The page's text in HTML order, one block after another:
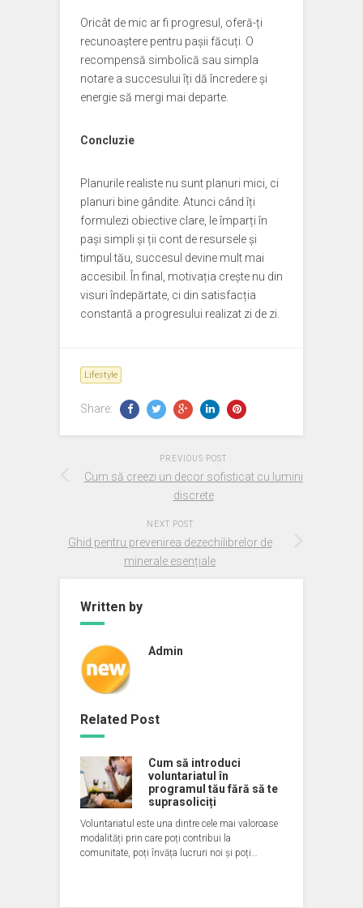
Oricât de mic ar fi progresul, oferă-ți
recunoaștere pentru pașii făcuți. O
recompensă simbolică sau simpla
notare a succesului îți dă încredere și
energie să mergi mai departe.
Concluzie
Planurile realiste nu sunt planuri mici, ci
planuri bine gândite. Atunci când îți
formulezi obiective clare, le împarți în
pași simpli și ții cont de resursele și
timpul tău, succesul devine mult mai
accesibil. În final, motivația crește nu din
visuri îndepărtate, ci din satisfacția
constantă a progresului realizat zi de zi.
Lifestyle
Share:
PREVIOUS POST
Cum să creezi un decor sofisticat cu lumini
discrete
NEXT POST
Ghid pentru prevenirea dezechilibrelor de
minerale esențiale
Written by
Admin
Related Post
Cum să introduci
voluntariatul în
programul tău fără să te
suprasoliciți
Voluntariatul este una dintre cele mai valoroase
modalități prin care poți contribui la
comunitate, poți învăța lucruri noi și poți…